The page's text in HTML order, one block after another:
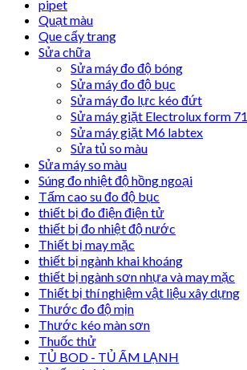
pipet
Quạt màu
Que cấy trang
Sửa chữa
Sửa máy đo độ bóng
Sửa máy đo độ bục
Sửa máy đo lực kéo đứt
Sửa máy giặt Electrolux form 71
Sửa máy giặt M6 labtex
Sửa tủ so màu
Sửa máy so màu
Súng đo nhiệt độ hồng ngoại
Tấm cao su đo độ bục
thiết bị đo điện điện tử
thiết bị đo nhiệt độ nước
Thiết bị may mặc
thiết bị ngành khai khoáng
thiết bị ngành sơn nhựa và may mặc
Thiết bị thí nghiệm vật liệu xây dựng
Thước đo độ mịn
Thước kéo màn sơn
Thuốc thử
TỦ BOD - TỦ ẤM LẠNH